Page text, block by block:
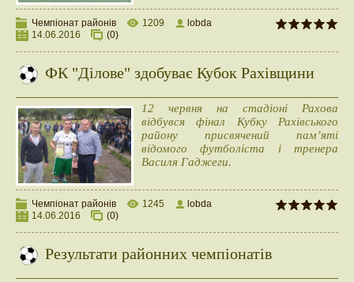
Чемпіонат районів 1209
lobda
14.06.2016
(0)
ФК "Ділове" здобуває Кубок Рахівщини
12 червня на стадіоні Рахова
відбувся фінал Кубку Рахівського
району присвячений пам’яті
відомого футболіста і тренера
Василя Гаджеги.
Чемпіонат районів 1245
lobda
14.06.2016
(0)
Результати районних чемпіонатів